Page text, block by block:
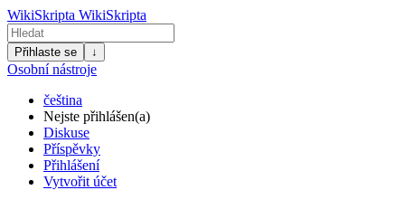
WikiSkripta WikiSkripta
Přihlaste se ↓
Osobní nástroje
čeština
Nejste přihlášen(a)
Diskuse
Příspěvky
Přihlášení
Vytvořit účet